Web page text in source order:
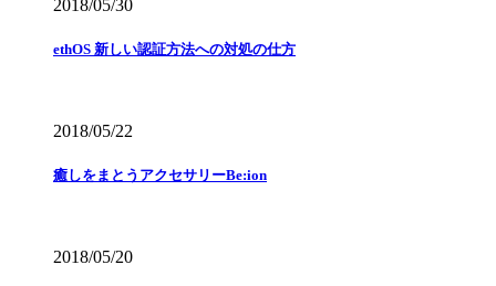
2018/05/30
ethOS 新しい認証方法への対処の仕方
2018/05/22
癒しをまとうアクセサリーBe:ion
2018/05/20